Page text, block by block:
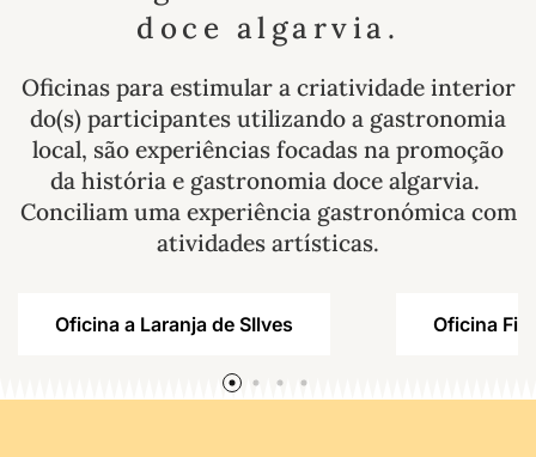
doce algarvia.
Oficinas para estimular a criatividade interior
do(s) participantes utilizando a gastronomia
local, são experiências focadas na promoção
da história e gastronomia doce algarvia.
Conciliam uma experiência gastronómica com
atividades artísticas.
Oficina a Laranja de SIlves Oficina